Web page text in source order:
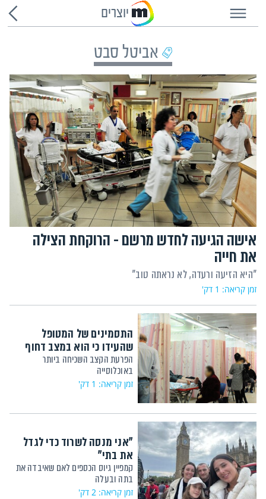
יוצרים
אביטל סבט
אישה הגיעה לחדש מרשם - הרוקחת הצילה
את חייה
"היא הזיעה ורעדה, לא נראתה טוב"
זמן קריאה: 1 דק'
התסמינים של המטופל
שהעידו כי הוא במצב דחוף
הפרעת הקצב השכיחה ביותר
באוכלוסייה
זמן קריאה: 1 דק'
"אני מנסה לשרוד כדי לגדל
את בתי"
קמפיין גיוס הכספים לאם שאיבדה את
בתה ובעלה
זמן קריאה: 2 דק'